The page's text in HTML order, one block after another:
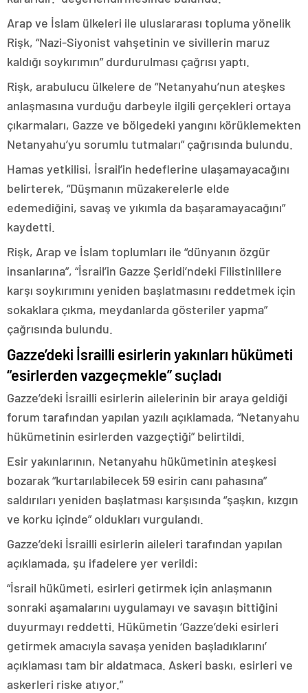
Arap ve İslam ülkeleri ile uluslararası topluma yönelik
Rişk, “Nazi-Siyonist vahşetinin ve sivillerin maruz
kaldığı soykırımın” durdurulması çağrısı yaptı.
Rişk, arabulucu ülkelere de “Netanyahu’nun ateşkes
anlaşmasına vurduğu darbeyle ilgili gerçekleri ortaya
çıkarmaları, Gazze ve bölgedeki yangını körüklemekten
Netanyahu’yu sorumlu tutmaları” çağrısında bulundu.
Hamas yetkilisi, İsrail’in hedeflerine ulaşamayacağını
belirterek, “Düşmanın müzakerelerle elde
edemediğini, savaş ve yıkımla da başaramayacağını”
kaydetti.
Rişk, Arap ve İslam toplumları ile “dünyanın özgür
insanlarına”, “İsrail’in Gazze Şeridi’ndeki Filistinlilere
karşı soykırımını yeniden başlatmasını reddetmek için
sokaklara çıkma, meydanlarda gösteriler yapma”
çağrısında bulundu.
Gazze’deki İsrailli esirlerin yakınları hükümeti
“esirlerden vazgeçmekle” suçladı
Gazze’deki İsrailli esirlerin ailelerinin bir araya geldiği
forum tarafından yapılan yazılı açıklamada, “Netanyahu
hükümetinin esirlerden vazgeçtiği” belirtildi.
Esir yakınlarının, Netanyahu hükümetinin ateşkesi
bozarak “kurtarılabilecek 59 esirin canı pahasına”
saldırıları yeniden başlatması karşısında “şaşkın, kızgın
ve korku içinde” oldukları vurgulandı.
Gazze’deki İsrailli esirlerin aileleri tarafından yapılan
açıklamada, şu ifadelere yer verildi:
“İsrail hükümeti, esirleri getirmek için anlaşmanın
sonraki aşamalarını uygulamayı ve savaşın bittiğini
duyurmayı reddetti. Hükümetin ‘Gazze’deki esirleri
getirmek amacıyla savaşa yeniden başladıklarını’
açıklaması tam bir aldatmaca. Askeri baskı, esirleri ve
askerleri riske atıyor.”